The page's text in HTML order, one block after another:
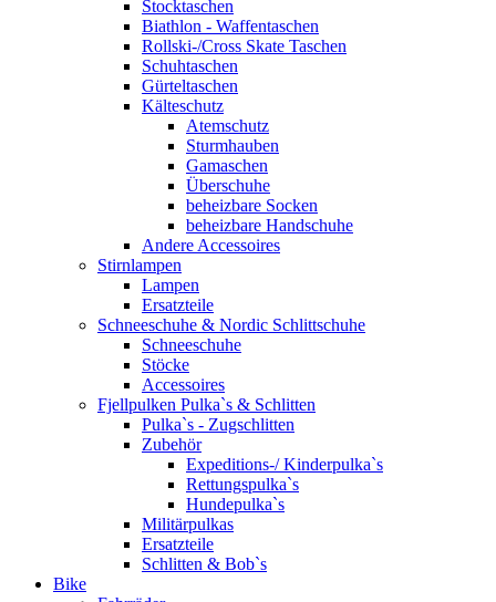
Stocktaschen
Biathlon - Waffentaschen
Rollski-/Cross Skate Taschen
Schuhtaschen
Gürteltaschen
Kälteschutz
Atemschutz
Sturmhauben
Gamaschen
Überschuhe
beheizbare Socken
beheizbare Handschuhe
Andere Accessoires
Stirnlampen
Lampen
Ersatzteile
Schneeschuhe & Nordic Schlittschuhe
Schneeschuhe
Stöcke
Accessoires
Fjellpulken Pulka`s & Schlitten
Pulka`s - Zugschlitten
Zubehör
Expeditions-/ Kinderpulka`s
Rettungspulka`s
Hundepulka`s
Militärpulkas
Ersatzteile
Schlitten & Bob`s
Bike